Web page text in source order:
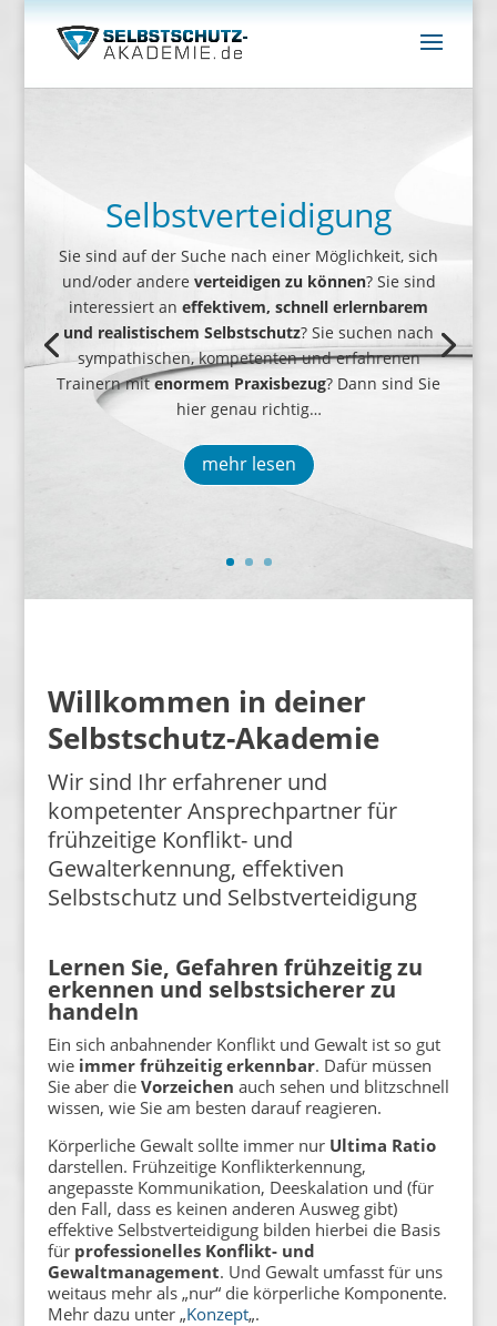
Selbstverteidigung
Sie sind auf der Suche nach einer Möglichkeit, sich
und/oder andere verteidigen zu können? Sie sind
interessiert an effektivem, schnell erlernbarem
und realistischem Selbstschutz? Sie suchen nach
sympathischen, kompetenten und erfahrenen
Trainern mitenormem Praxisbezug? Dann sind Sie
hier genau richtig…
mehr lesen
Erkennung von Konflikten und Gewalt im
Vorfeld
Menschen
lesen
verbale und körperliche Konflikte
Vorgehensweise eines Gewalttäters
wahren Absichten
Ihres Gegenübers
Willkommen in deiner
Selbstschutz-Akademie
Wir sind Ihr erfahrener und
kompetenter Ansprechpartner für
frühzeitige Konflikt- und
Gewalterkennung, effektiven
Selbstschutz und Selbstverteidigung
Lernen Sie, Gefahren frühzeitig zu
erkennen und selbstsicherer zu
handeln
Ein sich anbahnender Konflikt und Gewalt ist so gut
wie immer frühzeitig erkennbar. Dafür müssen
Sie aber die Vorzeichen auch sehen und blitzschnell
wissen, wie Sie am besten darauf reagieren.
Körperliche Gewalt sollte immer nur Ultima Ratio
darstellen. Frühzeitige Konflikterkennung,
angepasste Kommunikation, Deeskalation und (für
den Fall, dass es keinen anderen Ausweg gibt)
effektive Selbstverteidigung bilden hierbei die Basis
für professionelles Konflikt- und
Gewaltmanagement. Und Gewalt umfasst für uns
weitaus mehr als „nur“ die körperliche Komponente.
Mehr dazu unter „Konzept„.